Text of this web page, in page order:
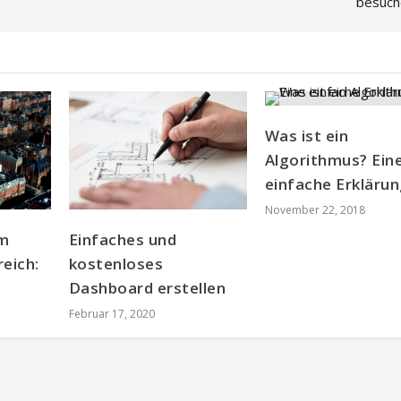
Einfaches und
kostenloses
Dashboard erstellen
Februar 17, 2020
Was ist ein
Algorithmus?
einfache
November 22, 2018